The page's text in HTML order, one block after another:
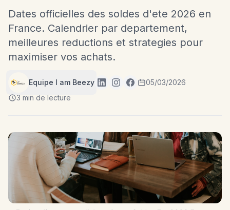
Dates officielles des soldes d'ete 2026 en
France. Calendrier par departement,
meilleures reductions et strategies pour
maximiser vos achats.
Equipe I am Beezy
05/03/2026
3 min de lecture